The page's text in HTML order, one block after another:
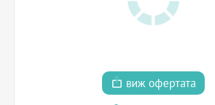
виж офертата